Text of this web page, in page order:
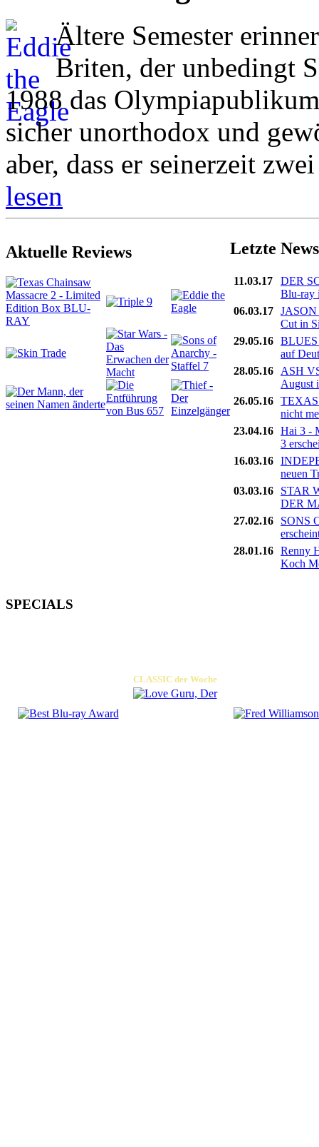
Ältere Semester
Briten, der unbedingt
1988 das
sicher unorthodox und
aber, dass er seinerzeit
lesen
Aktuelle Reviews Letzte News
11.03.17
DER
Blu-ray
06.03.17
Cut in
29.05.16 BLUES
auf
28.05.16
ASH
August
26.05.16
nicht
23.04.16 Hai 3 -
3
16.03.16
neuen
03.03.16
STAR
DER
27.02.16
SONS
28.01.16 Renny
Koch
SPECIALS
CLASSIC der Woche